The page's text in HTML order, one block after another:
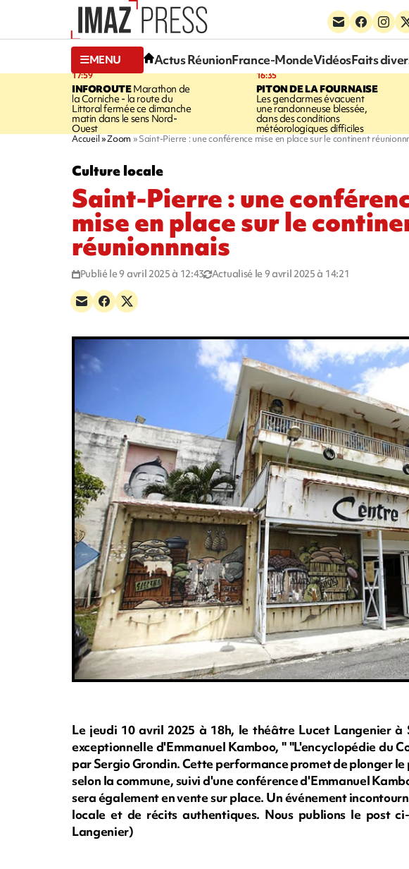
MENU Actus RéunionFrance-MondeVidéosFaits
17:59
INFOROUTEMarathon de
la Corniche - la route du
Littoral fermée ce dimanche
matin dans le sens Nord-
Ouest
16:35
PITON DE LA FOURNAISE
Les gendarmes évacuent
une randonneuse blessée,
dans des conditions
météorologiques difficiles
Accueil Zoom Saint-Pierre : une conférence mise en place sur le continent
Culture locale
Saint-Pierre : une
mise en place sur le
réunionnnais
Publié le 9 avril 2025 à 12:43 Actualisé le 9 avril 2025 à 14:21
Le jeudi 10 avril 2025 à 18h, le théâtre Lucet Langenier
exceptionnelle d'Emmanuel Kamboo, " "L'encyclopédie du
par Sergio Grondin. Cette performance promet de plonger
selon la commune, suivi d'une conférence d'Emmanuel
sera également en vente sur place. Un événement
locale et de récits authentiques. Nous publions le post
Langenier)